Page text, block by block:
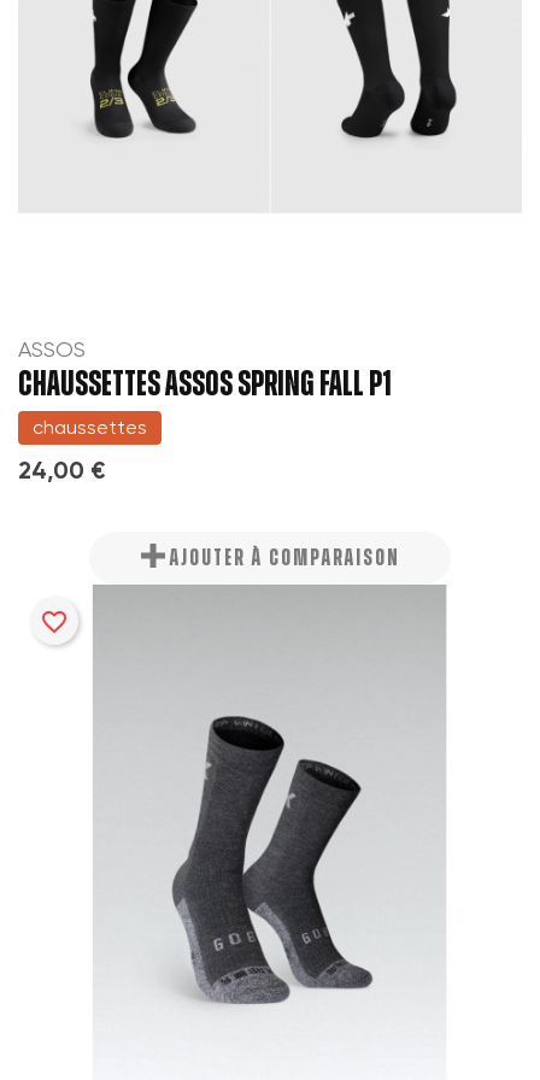
ASSOS
CHAUSSETTES ASSOS SPRING FALL P1
chaussettes
24,00 €
AJOUTER À COMPARAISON
favorite_border